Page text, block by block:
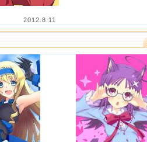
2012.8.11